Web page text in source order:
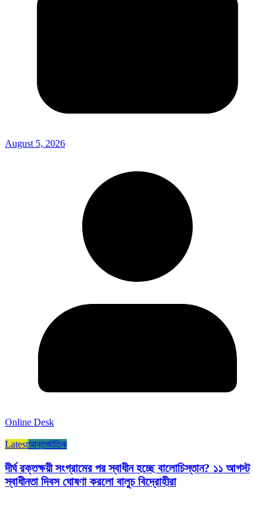
August 5, 2026
Online Desk
Latestআন্তর্জাতিক
দীর্ঘ রক্তক্ষয়ী সংগ্রামের পর স্বাধীন হচ্ছে বালোচিস্তান? ১১ আগস্ট
স্বাধীনতা দিবস ঘোষণা করলো বালুচ বিদ্রোহীরা